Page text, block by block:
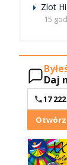
Zlot
15
Daj
17